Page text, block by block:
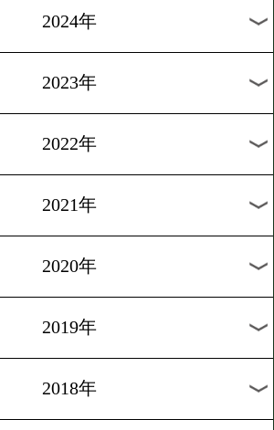
[WBOランキング
国内3選手がランクイン
1
過去のニュース